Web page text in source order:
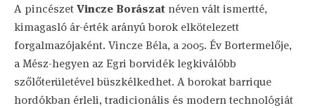
A pincészetVincze Borászat néven vált ismertté,
kimagasló ár-érték arányú borok elkötelezett
forgalmazójaként. Vincze Béla, a 2005. Év Bortermelője,
a Mész-hegyen az Egri borvidék legkiválóbb
szőlőterületével büszkélkedhet. A borokat barrique
hordókban érleli, tradicionális és modern technológiát